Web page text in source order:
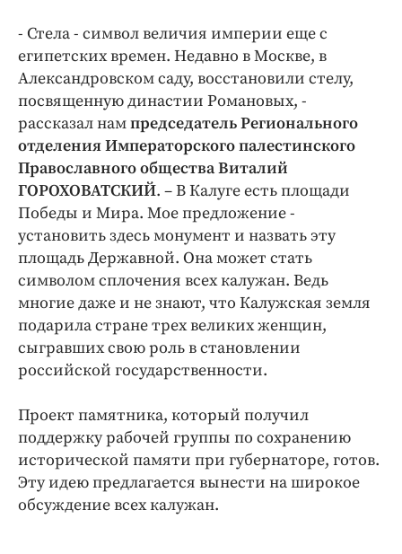
- Стела - символ величия империи еще с
египетских времен. Недавно в Москве, в
Александровском саду, восстановили стелу,
посвященную династии Романовых, -
рассказал нампредседатель Регионального
отделения Императорского палестинского
Православного общества Виталий
ГОРОХОВАТСКИЙ. – В Калуге есть площади
Победы и Мира. Мое предложение -
установить здесь монумент и назвать эту
площадь Державной. Она может стать
символом сплочения всех калужан. Ведь
многие даже и не знают, что Калужская земля
подарила стране трех великих женщин,
сыгравших свою роль в становлении
российской государственности.
Проект памятника, который получил
поддержку рабочей группы по сохранению
исторической памяти при губернаторе, готов.
Эту идею предлагается вынести на широкое
обсуждение всех калужан.